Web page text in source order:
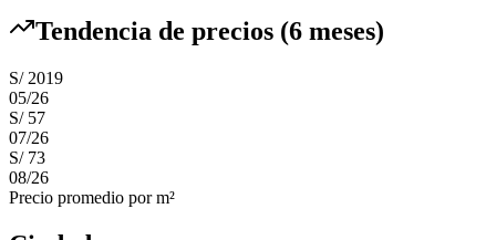
Tendencia de precios (6 meses)
S/ 2019
05/26
S/ 57
07/26
S/ 73
08/26
Precio promedio por m²